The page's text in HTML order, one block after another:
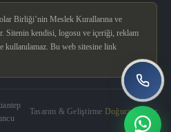
Birliği’nin Meslek Kurallarına ve
Sitenin kendisi, logosu ve içeriği, reklam
kullanılamaz. Bu web sitesine link
Tasarım & Geliştirme Doğucan Güler